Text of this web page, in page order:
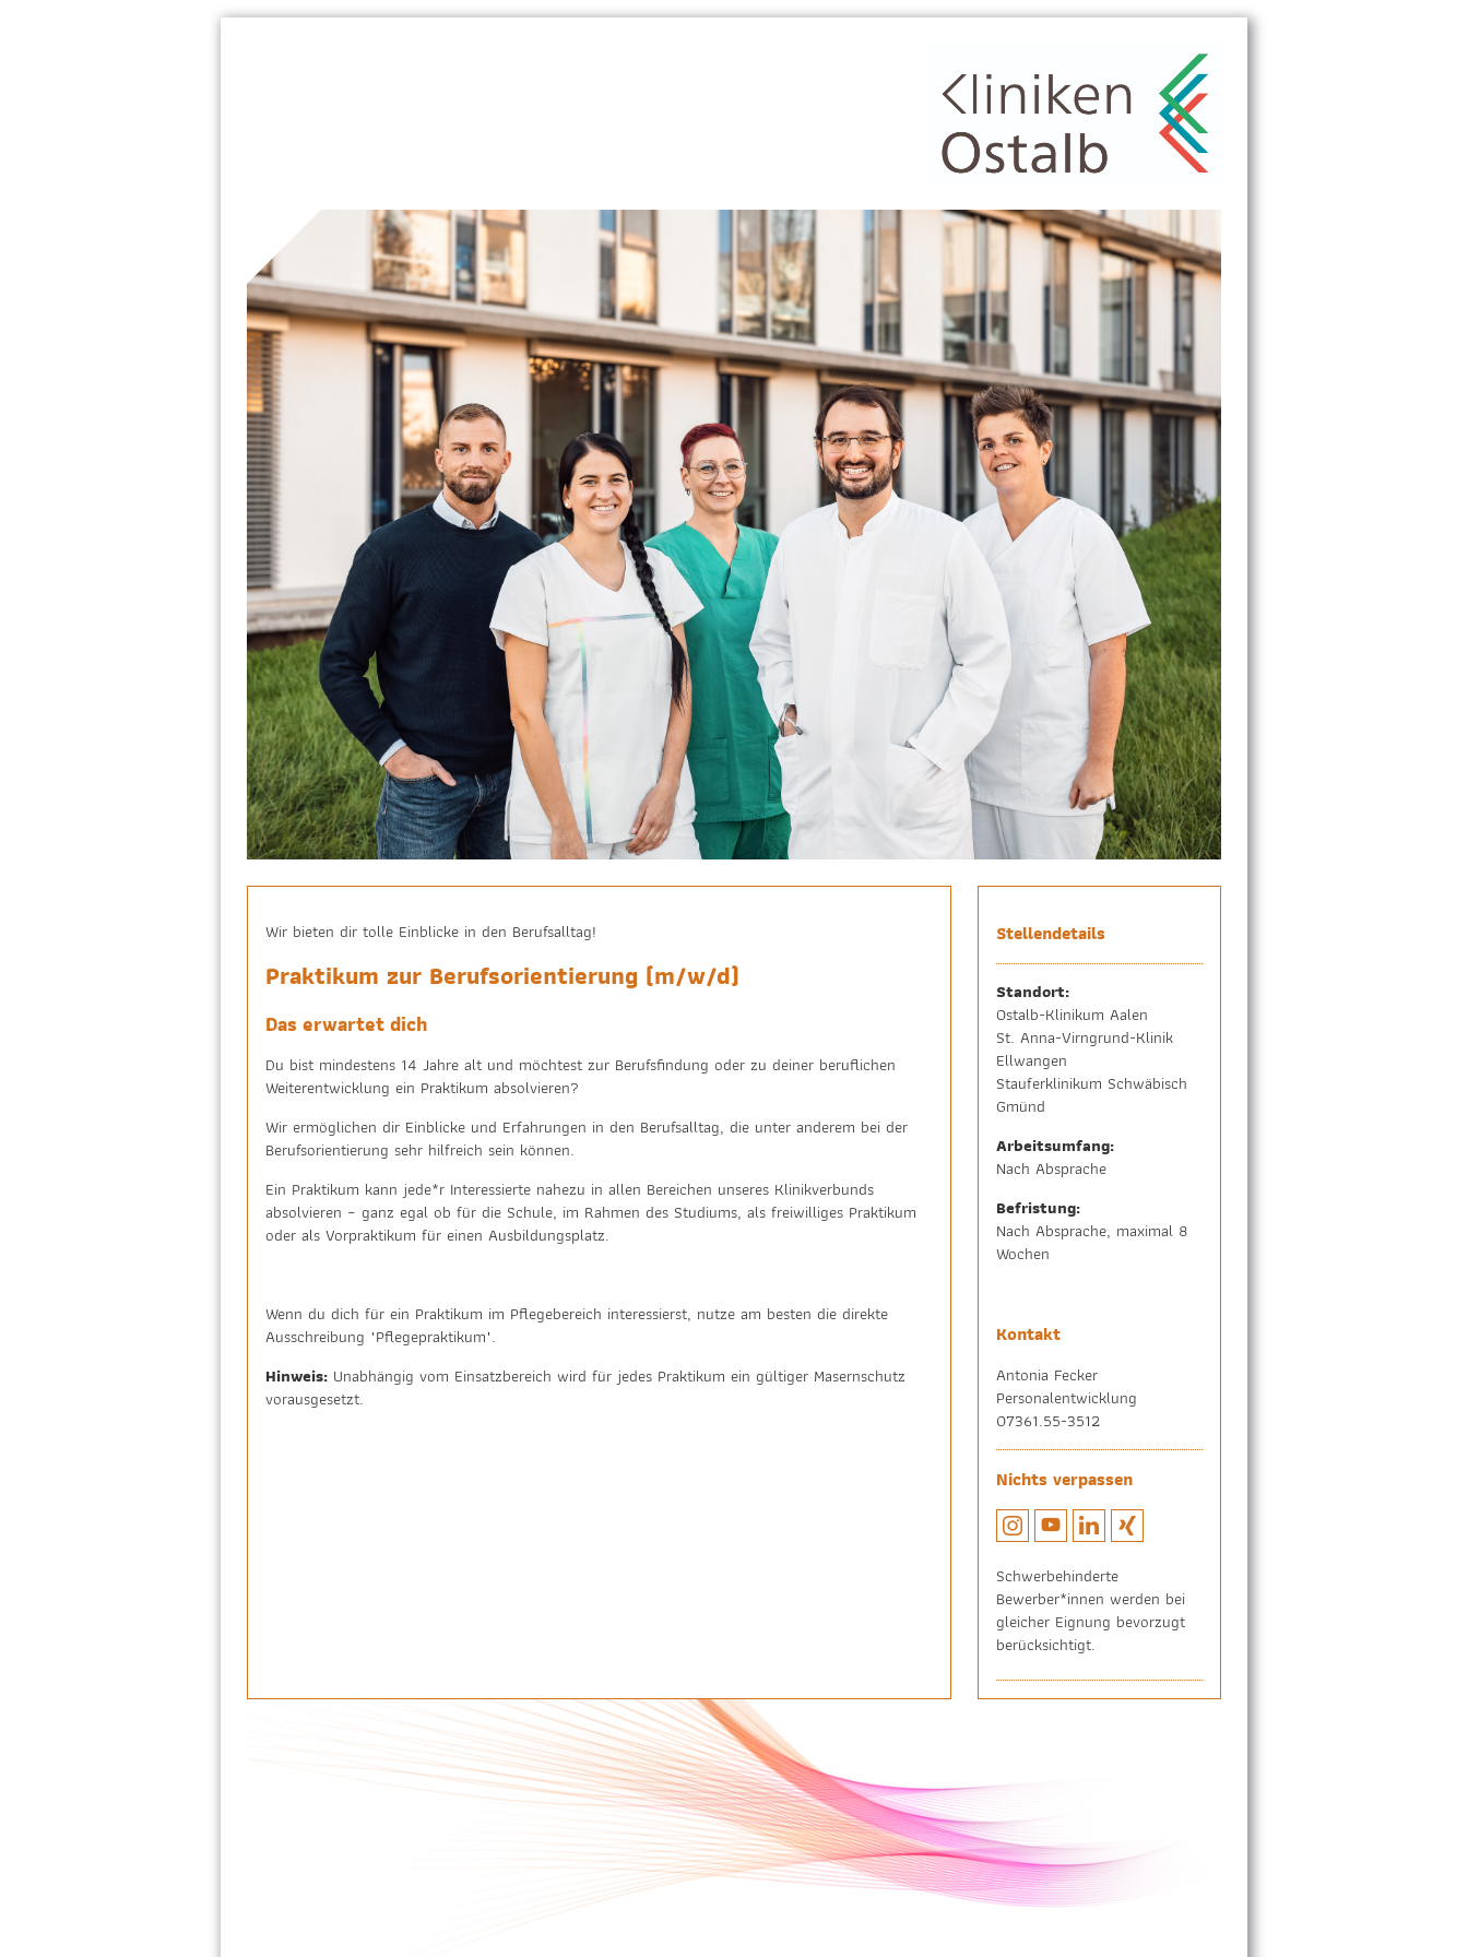
Wir bieten dir tolle Einblicke in den Berufsalltag!
Praktikum zur Berufsorientierung (m/w/d)
Das erwartet dich
Du bist mindestens 14 Jahre alt und möchtest zur Berufsfindung oder zu deiner beruflichen
Weiterentwicklung ein Praktikum absolvieren?
Wir ermöglichen dir Einblicke und Erfahrungen in den Berufsalltag, die unter anderem bei der
Berufsorientierung sehr hilfreich sein können.
Ein Praktikum kann jede*r Interessierte nahezu in allen Bereichen unseres Klinikverbunds
absolvieren – ganz egal ob für die Schule, im Rahmen des Studiums, als freiwilliges Praktikum
oder als Vorpraktikum für einen Ausbildungsplatz.
Wenn du dich für ein Praktikum im Pflegebereich interessierst, nutze am besten die direkte
Ausschreibung "Pflegepraktikum".
Hinweis: Unabhängig vom Einsatzbereich wird für jedes Praktikum ein gültiger Masernschutz
vorausgesetzt.
Stellendetails
Standort:
Ostalb-Klinikum Aalen
St. Anna-Virngrund-Klinik
Ellwangen
Stauferklinikum Schwäbisch
Gmünd
Arbeitsumfang:
Nach Absprache
Befristung:
Nach Absprache, maximal 8
Wochen
Kontakt
Antonia Fecker
Personalentwicklung
07361.55-3512
Nichts verpassen
Schwerbehinderte
Bewerber*innen werden bei
gleicher Eignung bevorzugt
berücksichtigt.